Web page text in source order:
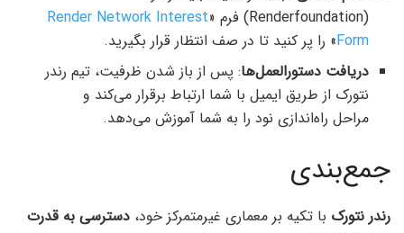
(Renderfoundation) فرم «
Render Network Interest
Form» را پر کنید تا در صف انتظار قرار بگیرید.
دریافت دستورالعمل‌ها: پس از باز شدن ظرفیت، تیم رندر
نتورک از طریق ایمیل با شما ارتباط برقرار می‌کند و
مراحل راه‌اندازی نود را به شما آموزش می‌دهد.
جمع‌بندی
رندر نتورک با تکیه بر معماری غیرمتمرکز خود، دسترسی به قدرت